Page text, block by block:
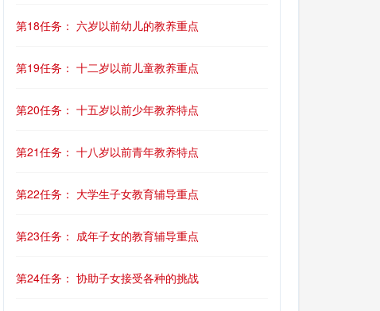
第18任务： 六岁以前幼儿的教养重点
第19任务： 十二岁以前儿童教养重点
第20任务： 十五岁以前少年教养特点
第21任务： 十八岁以前青年教养特点
第22任务： 大学生子女教育辅导重点
第23任务： 成年子女的教育辅导重点
第24任务： 协助子女接受各种的挑战